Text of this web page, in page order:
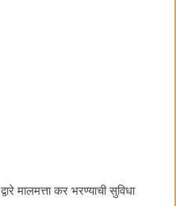
मालमत्ता कर भरण्याची सुविधा